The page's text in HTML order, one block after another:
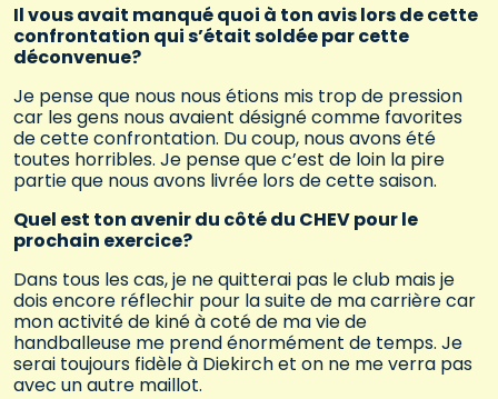
Il vous avait manqué quoi à ton avis lors de cette
confrontation qui s’était soldée par cette
déconvenue?
Je pense que nous nous étions mis trop de pression
car les gens nous avaient désigné comme favorites
de cette confrontation. Du coup, nous avons été
toutes horribles. Je pense que c’est de loin la pire
partie que nous avons livrée lors de cette saison.
Quel est ton avenir du côté du CHEV pour le
prochain exercice?
Dans tous les cas, je ne quitterai pas le club mais je
dois encore réflechir pour la suite de ma carrière car
mon activité de kiné à coté de ma vie de
handballeuse me prend énormément de temps. Je
serai toujours fidèle à Diekirch et on ne me verra pas
avec un autre maillot.